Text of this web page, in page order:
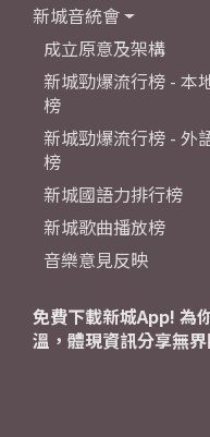
新城音統會
成立原意及架構
新城勁爆流行榜 - 本
榜
新城勁爆流行榜 - 外
榜
新城國語力排行榜
新城歌曲播放榜
音樂意見反映
免費下載新城App! 為
溫，體現資訊分享無界